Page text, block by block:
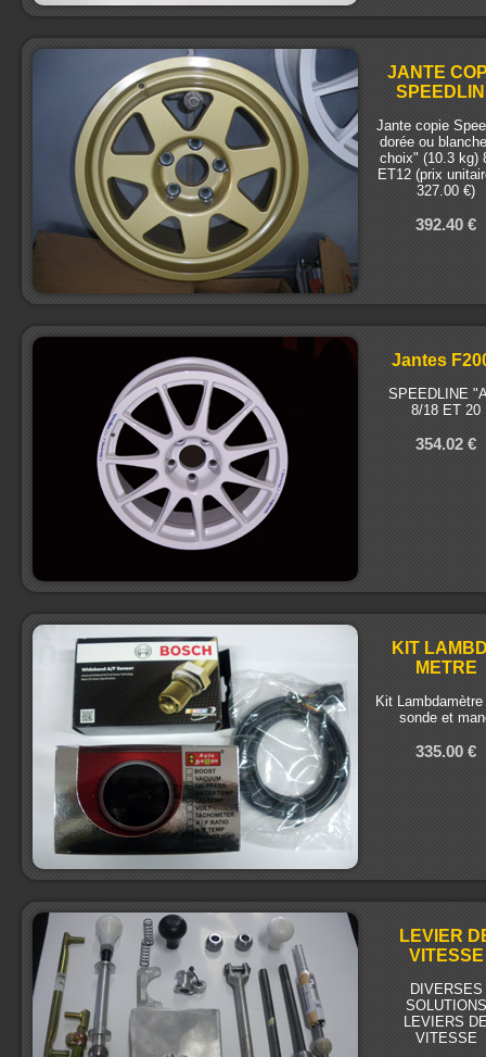
JANTE
Jante copie
dorée ou
choix" (10.3 kg)
ET12 (prix
327.00 €)
392.40 €
Jantes
SPEEDLINE
8/18 ET 20
354.02 €
KIT
METRE
Kit
sonde et
335.00 €
LEVIER
VITESSE
DIVERSES
SOLUTIONS
LEVIERS
VITESSE